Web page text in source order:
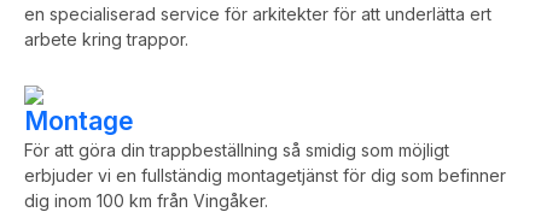
en specialiserad service för arkitekter för att underlätta ert
arbete kring trappor.
Montage
För att göra din trappbeställning så smidig som möjligt
erbjuder vi en fullständig montagetjänst för dig som befinner
dig inom 100 km från Vingåker.